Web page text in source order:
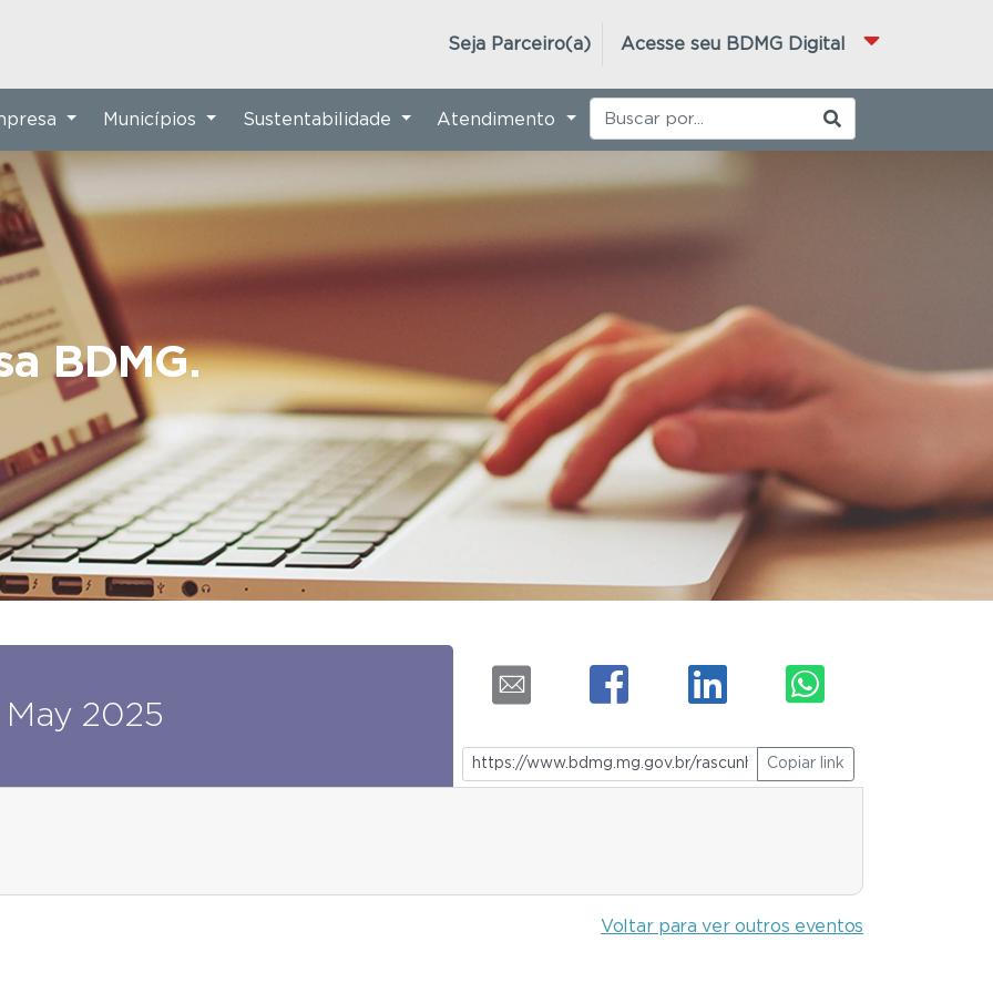
Acesse seu BDMG Digital
Seja Parceiro(a)
BDMG.
Municípios Sustentabilidade Atendimento
May 2025
Copiar link
Voltar para ver outros eventos